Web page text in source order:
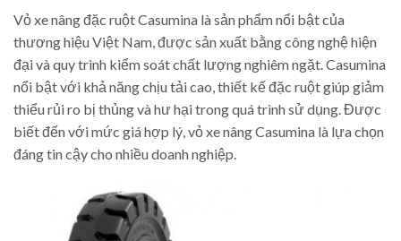
Vỏ xe nâng đặc ruột Casumina là sản phẩm nổi bật của
thương hiệu Việt Nam, được sản xuất bằng công nghệ hiện
đại và quy trình kiểm soát chất lượng nghiêm ngặt. Casumina
nổi bật với khả năng chịu tải cao, thiết kế đặc ruột giúp giảm
thiểu rủi ro bị thủng và hư hại trong quá trình sử dụng. Được
biết đến với mức giá hợp lý, vỏ xe nâng Casumina là lựa chọn
đáng tin cậy cho nhiều doanh nghiệp.